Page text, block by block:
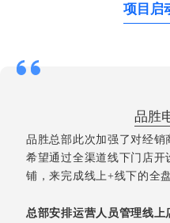
项目启
品胜
品胜总部此次加强了对经销
希望通过全渠道线下门店
铺，来完成线上+线下的全
总部安排运营人员管理线上